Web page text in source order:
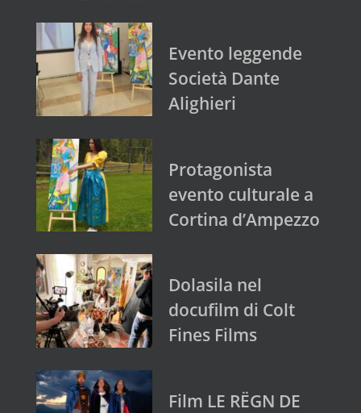
Evento leggende
Società Dante
Alighieri
Protagonista
evento culturale a
Cortina d’Ampezzo
Dolasila nel
docufilm di Colt
Fines Films
Film LE RËGN DE